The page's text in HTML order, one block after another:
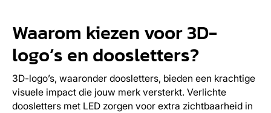
Waarom kiezen voor 3D-
logo’s en doosletters?
3D-logo’s, waaronder doosletters, bieden een krachtige
visuele impact die jouw merk versterkt. Verlichte
doosletters met LED zorgen voor extra zichtbaarheid in